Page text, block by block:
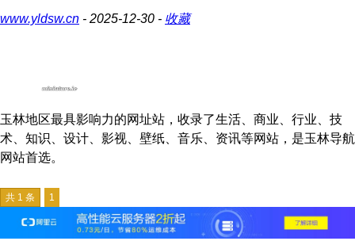
www.yldsw.cn - 2025-12-30 - 收藏
玉林地区最具影响力的网址站，收录了生活、商业、行业、技
术、知识、设计、影视、壁纸、音乐、资讯等网站，是玉林导航
网站首选。
共 1 条 1